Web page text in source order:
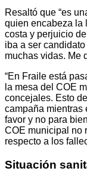
Resaltó que “es
quien encabeza la
costa y perjuicio
iba a ser
muchas vidas. Me
“En Fraile está
la mesa del COE
concejales. Esto
campaña mientras
favor y no para
COE municipal no
respecto a los
Situación